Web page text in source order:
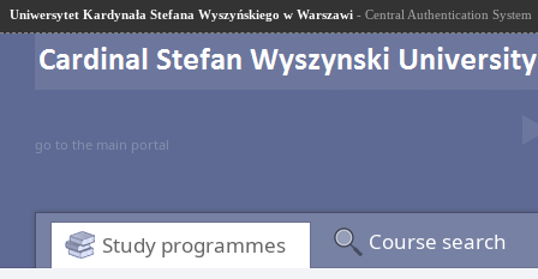
Uniwersytet Kardynała Stefana Wyszyńskiego w Warszawi - Central Authentication System
go to the main portal
Study programmes Course search